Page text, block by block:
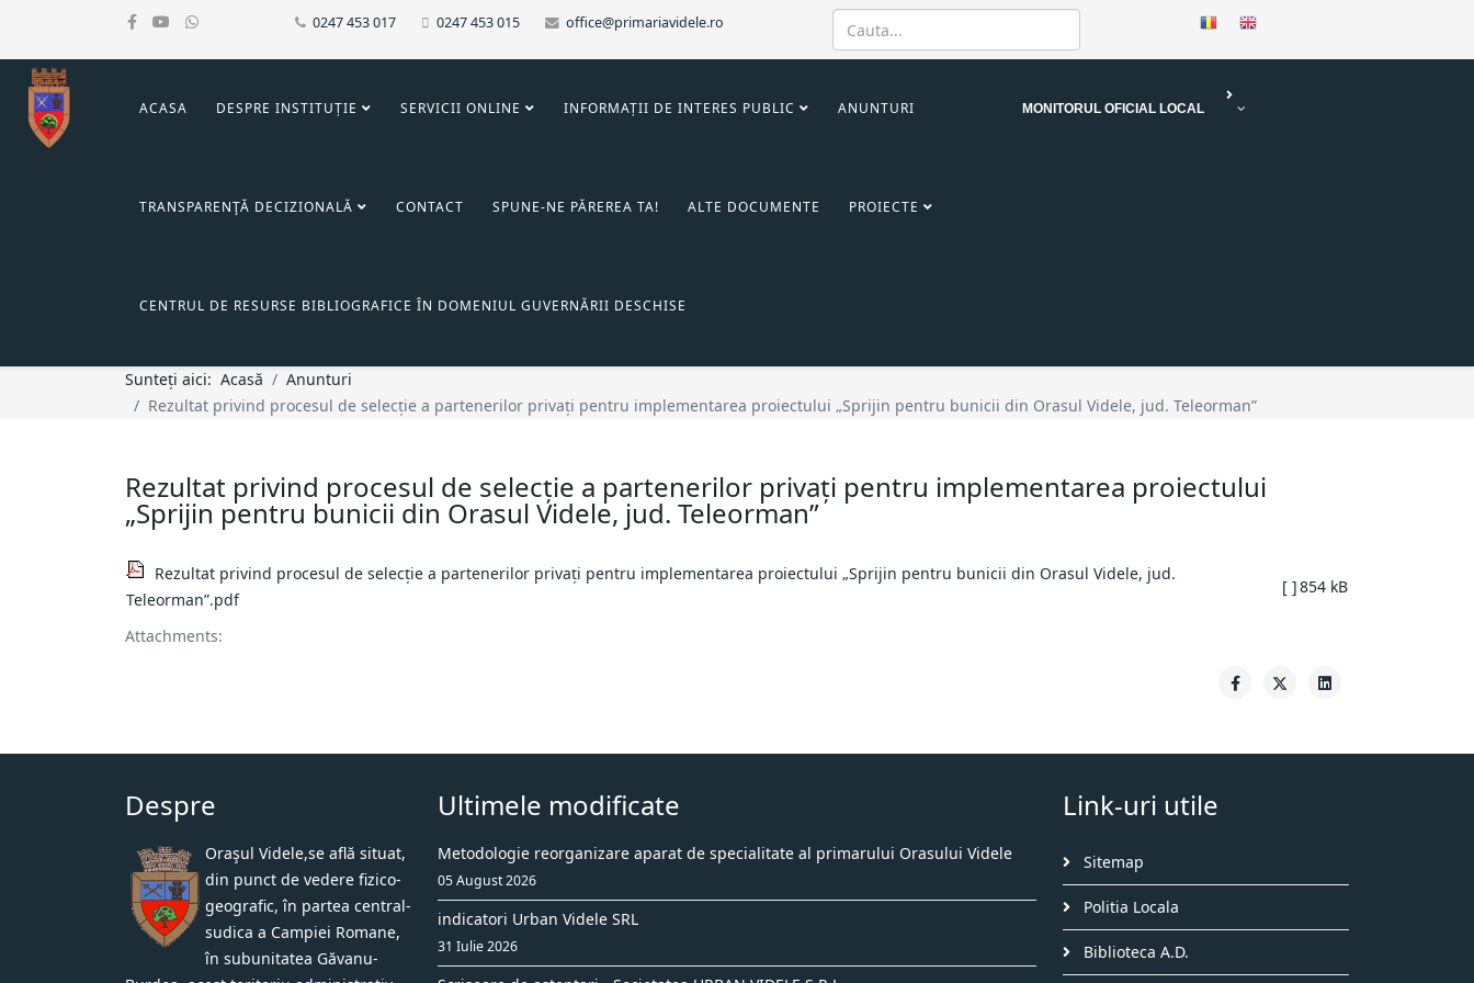
0247 453 017 0247 453 015 office@primariavidele.ro
ACASA DESPRE INSTITUȚIE SERVICII ONLINE INFORMAȚII DE INTERES PUBLIC ANUNTURI
TRANSPARENŢĂ DECIZIONALĂ CONTACT SPUNE-NE PĂREREA TA! ALTE DOCUMENTE PROIECTE
CENTRUL DE RESURSE BIBLIOGRAFICE ÎN DOMENIUL GUVERNĂRII DESCHISE
MONITORUL OFICIAL LOCAL
Sunteți aici: Acasă
Anunturi
Rezultat privind procesul de selecție a partenerilor privați pentru implementarea proiectului „Sprijin pentru bunicii din Orasul Videle, jud. Teleorman”
Rezultat privind procesul de selecție a partenerilor privați pentru implementarea proiectului
„Sprijin pentru bunicii din Orasul Videle, jud. Teleorman”
Attachments:
Rezultat privind procesul de selecție a partenerilor privați pentru implementarea proiectului „Sprijin pentru bunicii din Orasul Videle, jud.
Teleorman”.pdf
[ ]854 kB
Despre
Oraşul Videle,se află situat,
din punct de vedere fizico-
geografic, în partea central-
sudica a Campiei Romane,
în subunitatea Găvanu-
Ultimele modificate
Metodologie reorganizare aparat de specialitate al primarului Orasului Videle
05 August 2026
indicatori Urban Videle SRL
31 Iulie 2026
Link-uri utile
Sitemap
Politia Locala
Biblioteca A.D.